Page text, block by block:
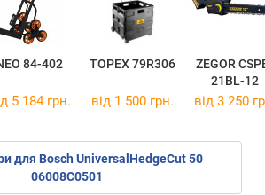
84-402 TOPEX 79R306
ZEGOR
21BL-12
5 184 грн. від 1 500 грн. від 3 250
для Bosch UniversalHedgeCut 50
06008C0501